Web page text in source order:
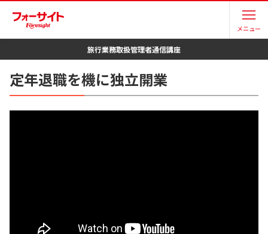
メニュー
旅行業務取扱管理者通信講座
定年退職を機に独立開業